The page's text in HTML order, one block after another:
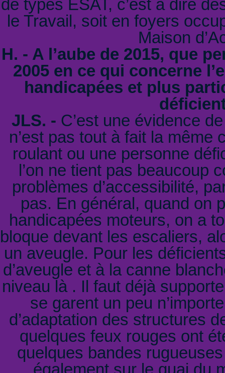
de types ESAT, c’est à dire
le Travail, soit en foyers
Maison
H. - A l’aube de 2015, que
2005 en ce qui concerne
handicapées et plus
JLS. - C’est une évidence
n’est pas tout à fait la
roulant ou une personne
l’on ne tient pas beaucoup
problèmes d’accessibilité,
pas. En général, quand on
handicapées moteurs, on a
bloque devant les escaliers,
un aveugle. Pour les
d’aveugle et à la canne
niveau là . Il faut déjà
se garent un peu
d’adaptation des structures
quelques feux rouges ont
quelques bandes